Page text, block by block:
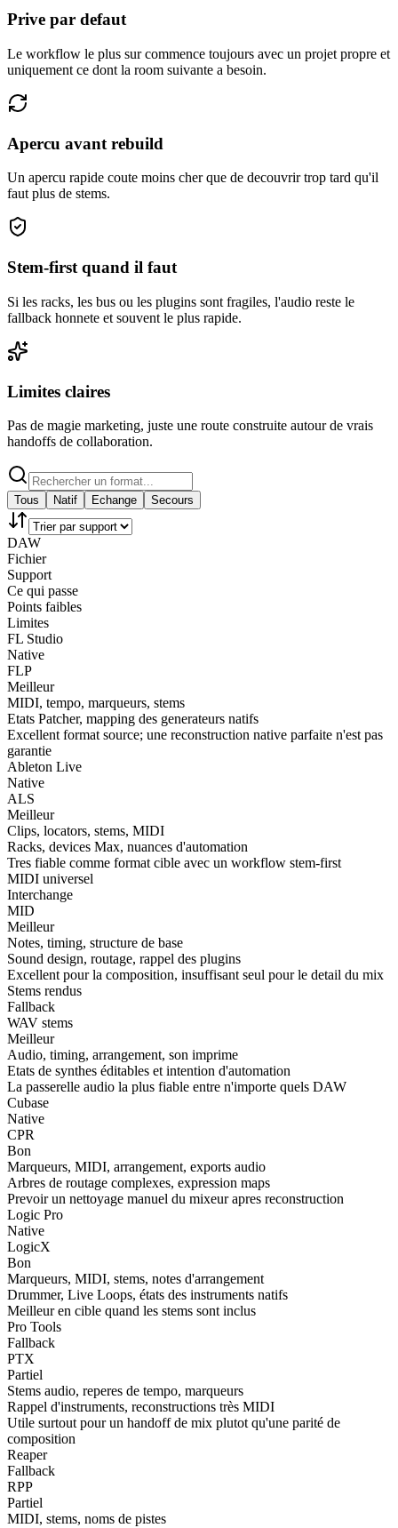
Prive par defaut
Le workflow le plus sur commence toujours avec un projet propre et
uniquement ce dont la room suivante a besoin.
Apercu avant rebuild
Un apercu rapide coute moins cher que de decouvrir trop tard qu'il
faut plus de stems.
Stem-first quand il faut
Si les racks, les bus ou les plugins sont fragiles, l'audio reste le
fallback honnete et souvent le plus rapide.
Limites claires
Pas de magie marketing, juste une route construite autour de vrais
handoffs de collaboration.
Tous Natif Echange Secours
DAW
Fichier
Support
Ce qui passe
Points faibles
Limites
FL Studio
Native
FLP
Meilleur
MIDI, tempo, marqueurs, stems
Etats Patcher, mapping des generateurs natifs
Excellent format source; une reconstruction native parfaite n'est pas
garantie
Ableton Live
Native
ALS
Meilleur
Clips, locators, stems, MIDI
Racks, devices Max, nuances d'automation
Tres fiable comme format cible avec un workflow stem-first
MIDI universel
Interchange
MID
Meilleur
Notes, timing, structure de base
Sound design, routage, rappel des plugins
Excellent pour la composition, insuffisant seul pour le detail du mix
Stems rendus
Fallback
WAV stems
Meilleur
Audio, timing, arrangement, son imprime
Etats de synthes éditables et intention d'automation
La passerelle audio la plus fiable entre n'importe quels DAW
Cubase
Native
CPR
Bon
Marqueurs, MIDI, arrangement, exports audio
Arbres de routage complexes, expression maps
Prevoir un nettoyage manuel du mixeur apres reconstruction
Logic Pro
Native
LogicX
Bon
Marqueurs, MIDI, stems, notes d'arrangement
Drummer, Live Loops, états des instruments natifs
Meilleur en cible quand les stems sont inclus
Pro Tools
Fallback
PTX
Partiel
Stems audio, reperes de tempo, marqueurs
Rappel d'instruments, reconstructions très MIDI
Utile surtout pour un handoff de mix plutot qu'une parité de
composition
Reaper
Fallback
RPP
Partiel
MIDI, stems, noms de pistes